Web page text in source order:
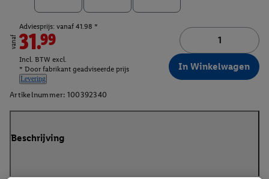
vanaf
Adviesprijs: vanaf 41.98 *
31.99
Incl. BTW excl.
* Door fabrikant geadviseerde prijs
Levering
In Winkelwagen
Artikelnummer: 100392340
Beschrijving